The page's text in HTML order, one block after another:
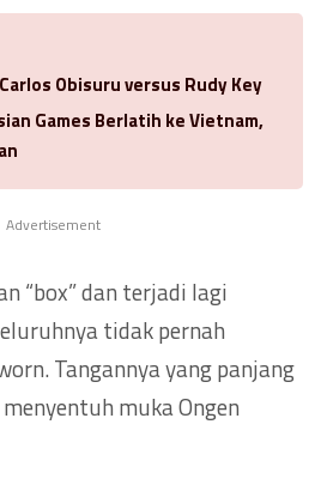
Obisuru versus Rudy Key
Games Berlatih ke Vietnam,
Advertisement
“box” dan terjadi lagi
tidak pernah
Tangannya yang panjang
muka Ongen